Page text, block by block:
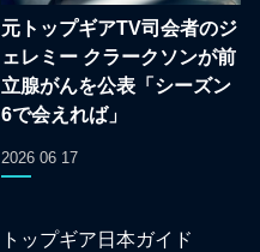
元トップギアTV司会者のジ
ェレミー クラークソンが前
立腺がんを公表「シーズン
6で会えれば」
2026 06 17
トップギア日本ガイド